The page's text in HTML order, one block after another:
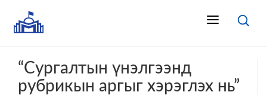
“Сургалтын үнэлгээнд
рубрикын аргыг хэрэглэх нь”